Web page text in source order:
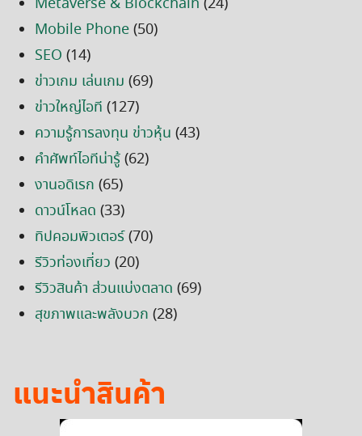
Mobile Phone(50)
SEO (14)
ข่าวเกม เล่นเกม (69)
ข่าวใหญ่ไอที (127)
ความรู้การลงทุน ข่าวหุ้น (43)
คำศัพท์ไอทีน่ารู้(62)
งานอดิเรก (65)
ดาวน์โหลด (33)
ทิปคอมพิวเตอร์(70)
รีวิวท่องเที่ยว (20)
รีวิวสินค้า ส่วนแบ่งตลาด (69)
สุขภาพและพลังบวก (28)
แนะนำสินค้า